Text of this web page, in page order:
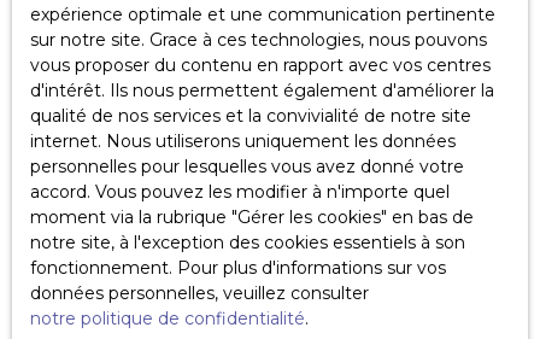
à faire visiterle bienjusqu'à l'acceptation de l’offre
d’achat et la signature du compromis de vente.
Néanmoins, il est obligé d’informer les autres
acheteurs qu’une offre au prixa déjà été émise.
LaCour de cassationconsidère que dès l’instant où
deux ou plusieurs offres d’achat sont transmises au
vendeur lemême jour ,elles sont ditesconcomitantes
et le vendeur peut choisir l’offre qu’il veut.
En tant que propriétaire, il est possible de :
Choisir etaccepter une promesse d’achat
quelle,
expérience optimale et une communication pertinente
sur notre site. Grace à ces technologies, nous pouvons
vous proposer du contenu en rapport avec vos centres
d'intérêt. Ils nous permettent également d'améliorer la
qualité de nos services et la convivialité de notre site
internet. Nous utiliserons uniquement les données
personnelles pour lesquelles vous avez donné votre
accord. Vous pouvez les modifier à n'importe quel
moment via la rubrique ″Gérer les cookies″ en bas de
notre site, à l'exception des cookies essentiels à son
fonctionnement. Pour plus d'informations sur vos
données personnelles, veuillez consulter
notre politique de confidentialité.